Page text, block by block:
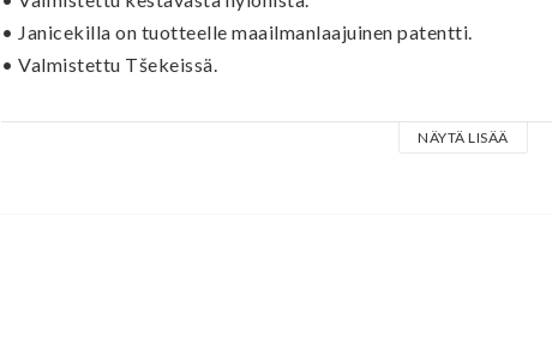
• Janicekilla on tuotteelle maailmanlaajuinen patentti.
• Valmistettu Tšekeissä.
Kovimmille plektra-friikeille ”Brain-plekut” saattavat soittaa
NÄYTÄ LISÄÄ